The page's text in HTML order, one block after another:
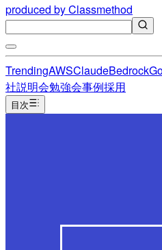
produced by Classmethod
TrendingAWSClaudeBedrock
社説明会勉強会事例採用
目次